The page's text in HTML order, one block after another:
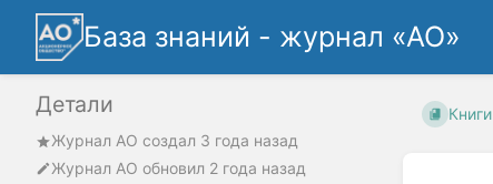
База знаний - журнал «АО»
Детали
Журнал АО создал 3 года назад
Журнал АО обновил 2 года назад
Книги